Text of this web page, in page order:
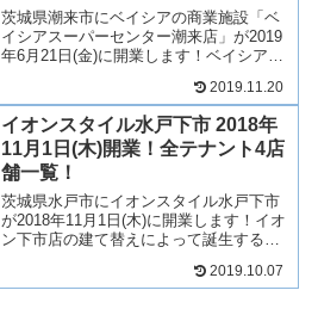
茨城県潮来市にベイシアの商業施設「ベ
イシアスーパーセンター潮来店」が2019
年6月21日(金)に開業します！ベイシアを
店舗が出店！そんな、ベイシアスーパー
センター潮来店についてテナントや求人
情報につい...
2019.11.20
イオンスタイル水戸下市 2018年
11月1日(木)開業！全テナント4店
舗一覧！
茨城県水戸市にイオンスタイル水戸下市
が2018年11月1日(木)に開業します！イオ
ン下市店の建て替えによって誕生するイ
ットやサービス店舗など4店舗が出店しま
2019.10.07